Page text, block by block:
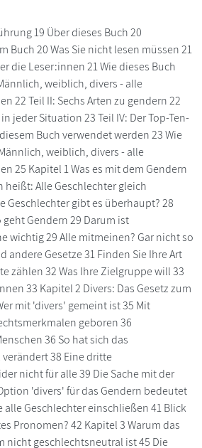
19 Über dieses Buch 20
Buch 20 Was Sie nicht lesen müssen 21
die Leser:innen 21 Wie dieses Buch
weiblich, divers - alle
22 Teil II: Sechs Arten zu gendern 22
jeder Situation 23 Teil IV: Der Top-Ten-
Buch verwendet werden 23 Wie
weiblich, divers - alle
25 Kapitel 1 Was es mit dem Gendern
heißt: Alle Geschlechter gleich
Geschlechter gibt es überhaupt? 28
Gendern 29 Darum ist
wichtig 29 Alle mitmeinen? Gar nicht so
andere Gesetze 31 Finden Sie Ihre Art
zählen 32 Was Ihre Zielgruppe will 33
33 Kapitel 2 Divers: Das Gesetz zum
mit 'divers' gemeint ist 35 Mit
geboren 36
36 So hat sich das
38 Eine dritte
nicht für alle 39 Die Sache mit der
'divers' für das Gendern bedeutet
alle Geschlechter einschließen 41 Blick
Pronomen? 42 Kapitel 3 Warum das
nicht geschlechtsneutral ist 45 Die